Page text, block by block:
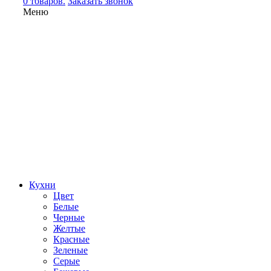
Меню
Кухни
Цвет
Белые
Черные
Желтые
Красные
Зеленые
Серые